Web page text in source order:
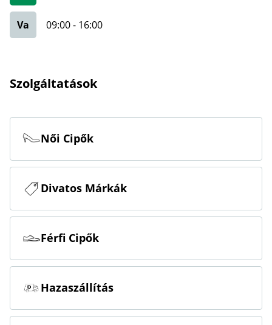
Va 09:00- 16:00
Szolgáltatások
Női Cipők
Divatos Márkák
Férfi Cipők
Hazaszállítás